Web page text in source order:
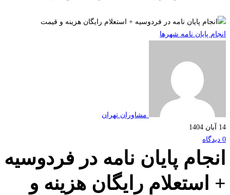
پایان نامه شهرها
مشاوران تهران
پایان نامه در فردوسیه
رایگان هزینه و